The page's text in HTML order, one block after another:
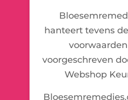
hanteert tevens
voorgeschreven
Webshop